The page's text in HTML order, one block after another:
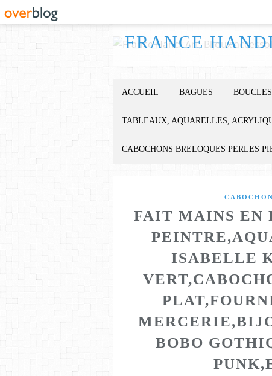
ACCUEIL BAGUES
TABLEAUX, AQUARELLES,
CABOCHONS BRELOQUES PERLES
FAIT MAINS EN
ISABELLE
BOBO